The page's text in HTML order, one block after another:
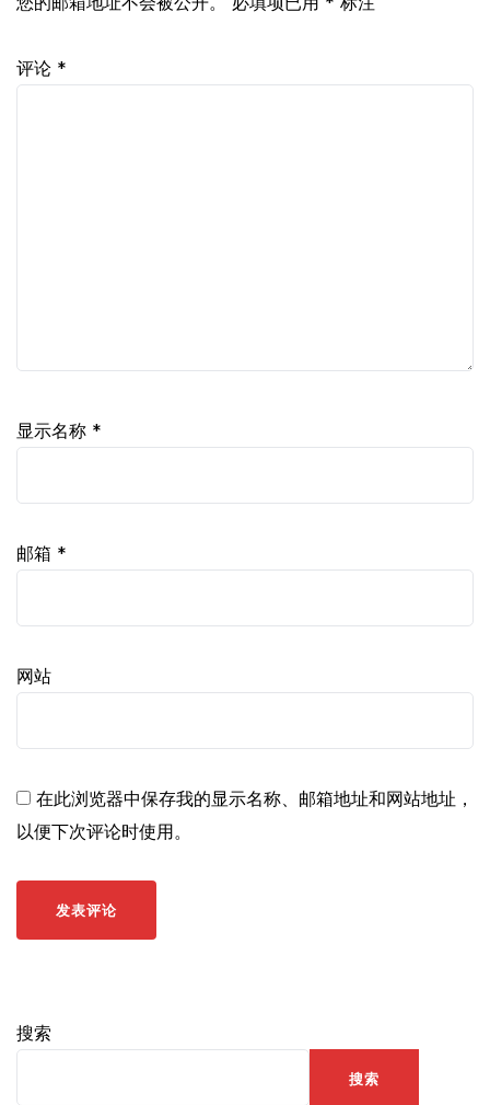
评论 *
显示名称 *
邮箱 *
网站
在此浏览器中保存我的显示名称、邮箱地址和网站地址，
以便下次评论时使用。
搜索
搜索